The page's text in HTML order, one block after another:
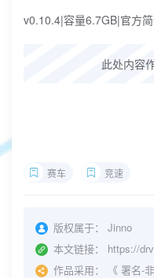
v0.10.4|容量6.7GB|官方
此处内容
赛车 竞速
版权属于：
Jinno
本文链接：
https://
作品采用：
《 署名-